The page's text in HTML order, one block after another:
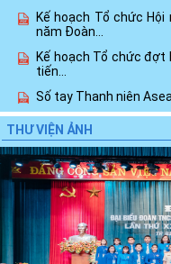
Kế hoạch Tổ chức
năm Đoàn...
Kế hoạch Tổ chức đợt
tiến...
Số tay Thanh niên
Cuộc thi video, clip “Vì
Phê duyệt Đề án
trong những...
THƯ VIỆN ẢNH